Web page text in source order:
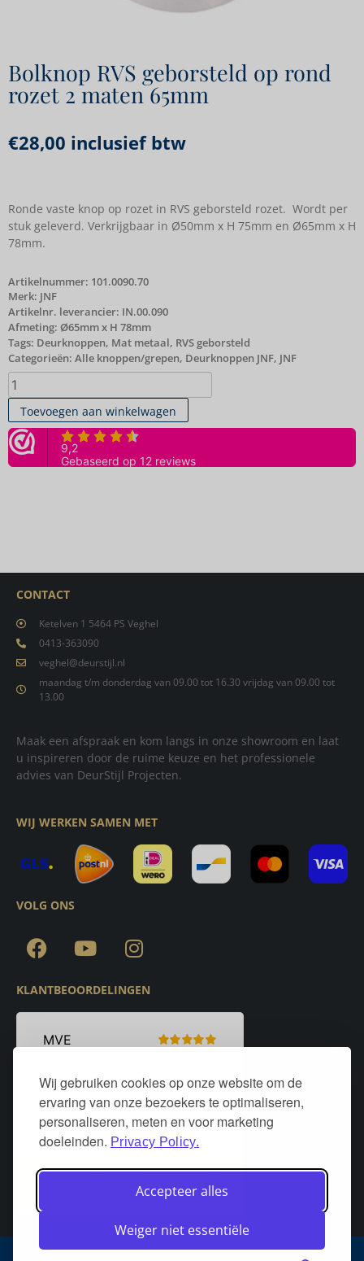
Wij gebruiken cookies op onze website om de
ervaring van onze bezoekers te optimaliseren,
personaliseren, meten en voor marketing
doeleinden. Privacy Policy.
Accepteer alles
Weiger niet essentiële
Bolknop RVS geborsteld op rond
rozet 2 maten 65mm
€28,00 inclusief btw
Ronde vaste knop op rozet in RVS geborsteld rozet. Wordt per
stuk geleverd. Verkrijgbaar in Ø50mm x H 75mm en Ø65mm x H
78mm.
Artikelnummer: 101.0090.70
Merk: JNF
Artikelnr. leverancier: IN.00.090
Afmeting: Ø65mm x H 78mm
Tags: Deurknoppen, Mat metaal, RVS geborsteld
Categorieën: Alle knoppen/grepen, Deurknoppen JNF, JNF
Toevoegen aan winkelwagen
CONTACT
Ketelven 1 5464 PS Veghel
0413-363090
veghel@deurstijl.nl
maandag t/m donderdag van 09.00 tot 16.30 vrijdag van 09.00 tot
13.00
Maak een afspraak en kom langs in onze showroom en laat
u inspireren door de ruime keuze en het professionele
advies van DeurStijl Projecten.
WIJ WERKEN SAMEN MET
VOLG ONS
KLANTBEOORDELINGEN